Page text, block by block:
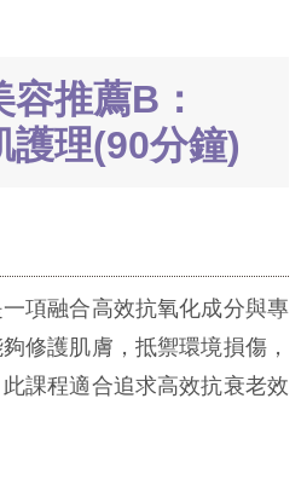
推薦B：
護理(90分鐘)
項融合高效抗氧化成分與專
修護肌膚，抵禦環境損傷，
課程適合追求高效抗衰老效